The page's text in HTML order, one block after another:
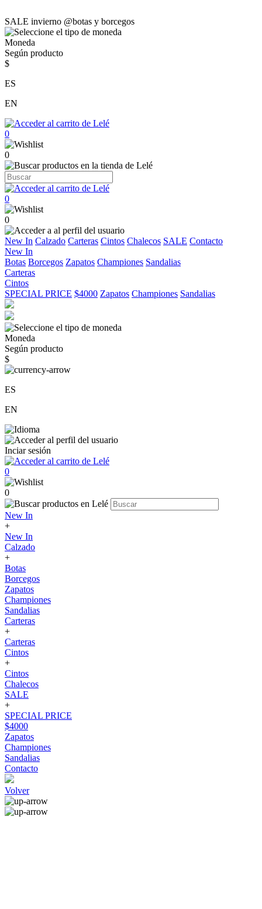
SALE invierno @botas y borcegos
Moneda
Según producto
$
ES
EN
0
0
0
0
New In Calzado Carteras Cintos Chalecos SALE Contacto
New In
Botas Borcegos Zapatos Championes Sandalias
Carteras
Cintos
SPECIAL PRICE $4000 Zapatos Championes Sandalias
Moneda
Según producto
$
ES
EN
Inciar sesión
0
0
New In
+
New In
Calzado
+
Botas
Borcegos
Zapatos
Championes
Sandalias
Carteras
+
Carteras
Cintos
+
Cintos
Chalecos
SALE
+
SPECIAL PRICE
$4000
Zapatos
Championes
Sandalias
Contacto
Volver